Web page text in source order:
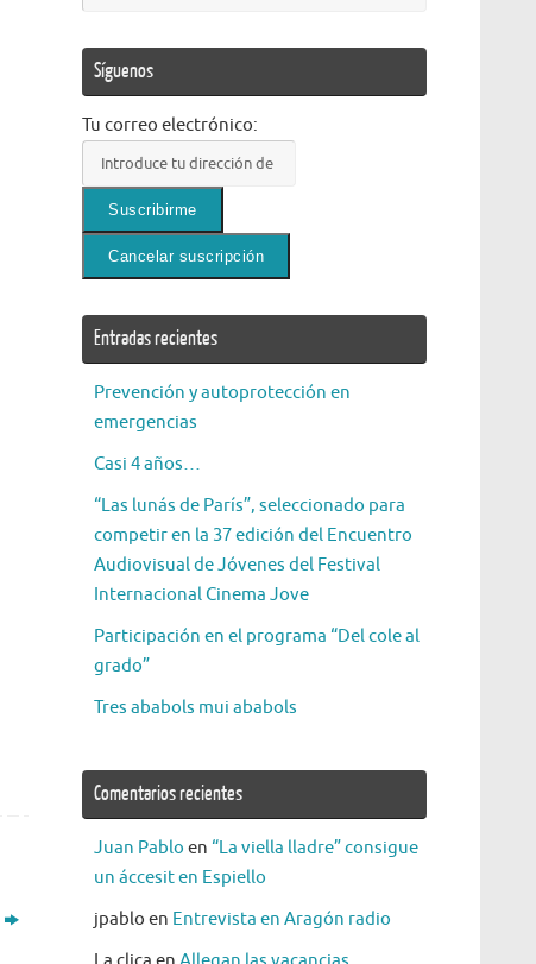
Síguenos
Tu correo electrónico:
Entradas recientes
Prevención y autoprotección en
emergencias
Casi 4 años…
“Las lunás de París”, seleccionado para
competir en la 37 edición del Encuentro
Audiovisual de Jóvenes del Festival
Internacional Cinema Jove
Participación en el programa “Del cole al
grado”
Tres ababols mui ababols
Comentarios recientes
Juan Pablo en “La viella lladre” consigue
un áccesit en Espiello
jpablo en Entrevista en Aragón radio